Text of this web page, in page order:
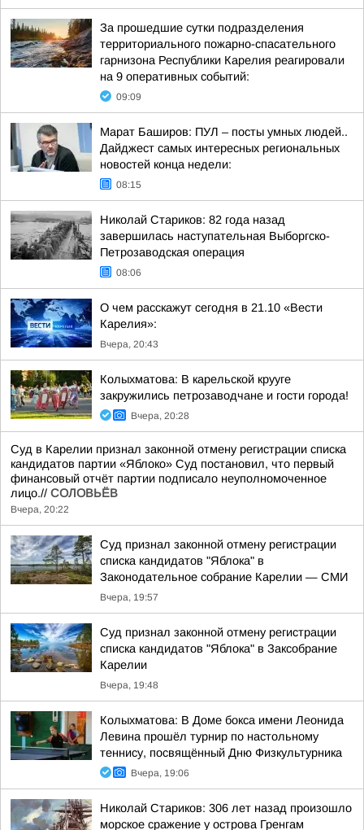
За прошедшие сутки подразделения
территориального пожарно-спасательного
гарнизона Республики Карелия реагировали
на 9 оперативных событий:
09:09
Марат Баширов: ПУЛ – посты умных людей..
Дайджест самых интересных региональных
новостей конца недели:
08:15
Николай Стариков: 82 года назад
завершилась наступательная Выборгско-
Петрозаводская операция
08:06
О чем расскажут сегодня в 21.10 «Вести
Карелия»:
Вчера, 20:43
Колыхматова: В карельской крууге
закружились петрозаводчане и гости города!
Вчера, 20:28
Суд в Карелии признал законной отмену регистрации списка
кандидатов партии «Яблоко» Суд постановил, что первый
финансовый отчёт партии подписало неуполномоченное
лицо.// СОЛОВЬЁВ
Вчера, 20:22
Суд признал законной отмену регистрации
списка кандидатов "Яблока" в
Законодательное собрание Карелии — СМИ
Вчера, 19:57
Суд признал законной отмену регистрации
списка кандидатов "Яблока" в Заксобрание
Карелии
Вчера, 19:48
Колыхматова: В Доме бокса имени Леонида
Левина прошёл турнир по настольному
теннису, посвящённый Дню Физкультурника
Вчера, 19:06
Николай Стариков: 306 лет назад произошло
морское сражение у острова Гренгам